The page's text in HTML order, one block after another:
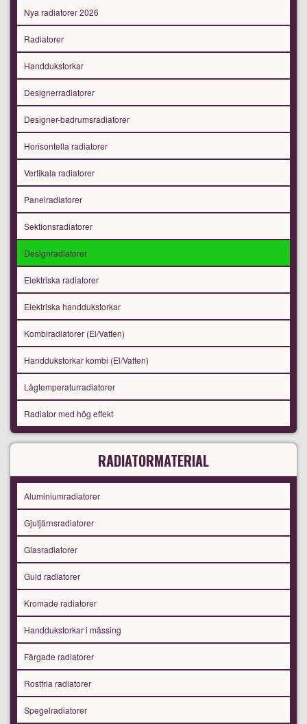
Nya radiatorer 2026
Radiatorer
Handdukstorkar
Designerradiatorer
Designer-badrumsradiatorer
Horisontella radiatorer
Vertikala radiatorer
Panelradiatorer
Sektionsradiatorer
Designradiatorer
Elektriska radiatorer
Elektriska handdukstorkar
Kombiradiatorer (El/Vatten)
Handdukstorkar kombi (El/Vatten)
Lågtemperaturradiatorer
Radiator med hög effekt
RADIATORMATERIAL
Aluminiumradiatorer
Gjutjärnsradiatorer
Glasradiatorer
Guld radiatorer
Kromade radiatorer
Handdukstorkar i mässing
Färgade radiatorer
Rostfria radiatorer
Spegelradiatorer